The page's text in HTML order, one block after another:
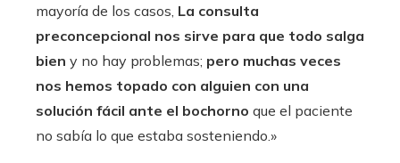
mayoría de los casos, La consulta
preconcepcional nos sirve para que todo salga
bien y no hay problemas; pero muchas veces
nos hemos topado con alguien con una
solución fácil ante el bochorno que el paciente
no sabía lo que estaba sosteniendo.»